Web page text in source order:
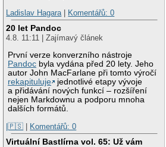
Ladislav Hagara | Komentářů: 0
20 let Pandoc
4.8. 11:11 | Zajímavý článek
První verze konverzního nástroje
Pandoc byla vydána před 20 lety. Jeho
autor John MacFarlane při tomto výročí
rekapituluje
jednotlivé etapy vývoje
a přidávání nových funkcí – rozšíření
nejen Markdownu a podporu mnoha
dalších formátů.
|🇵🇸 | Komentářů: 0
Virtuální Bastlírna vol. 65: Už vám